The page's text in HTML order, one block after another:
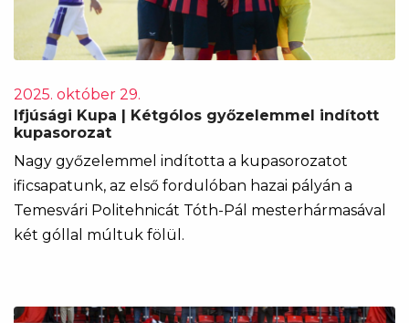
2025. október 29.
Ifjúsági Kupa | Kétgólos győzelemmel indított
kupasorozat
Nagy győzelemmel indította a kupasorozatot
ificsapatunk, az első fordulóban hazai pályán a
Temesvári Politehnicát Tóth-Pál mesterhármasával
két góllal múltuk fölül.